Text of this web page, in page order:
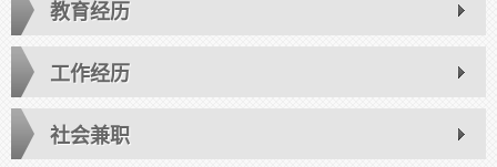
教育经历
工作经历
社会兼职